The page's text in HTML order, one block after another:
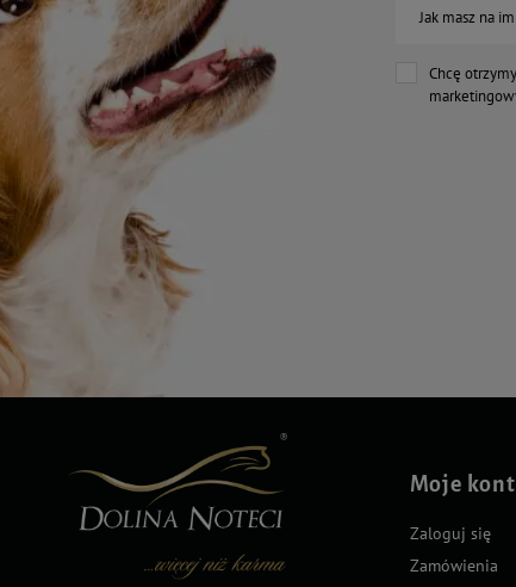
Jak masz na
Chcę
Moje
Zaloguj się
Zamówienia